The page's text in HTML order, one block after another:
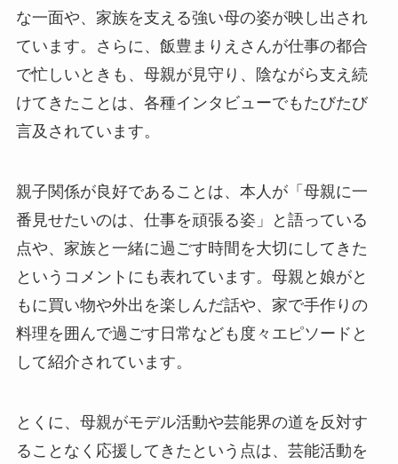
な一面や、家族を支える強い母の姿が映し出され
ています。さらに、飯豊まりえさんが仕事の都合
で忙しいときも、母親が見守り、陰ながら支え続
けてきたことは、各種インタビューでもたびたび
言及されています。
親子関係が良好であることは、本人が「母親に一
番見せたいのは、仕事を頑張る姿」と語っている
点や、家族と一緒に過ごす時間を大切にしてきた
というコメントにも表れています。母親と娘がと
もに買い物や外出を楽しんだ話や、家で手作りの
料理を囲んで過ごす日常なども度々エピソードと
して紹介されています。
とくに、母親がモデル活動や芸能界の道を反対す
ることなく応援してきたという点は、芸能活動を